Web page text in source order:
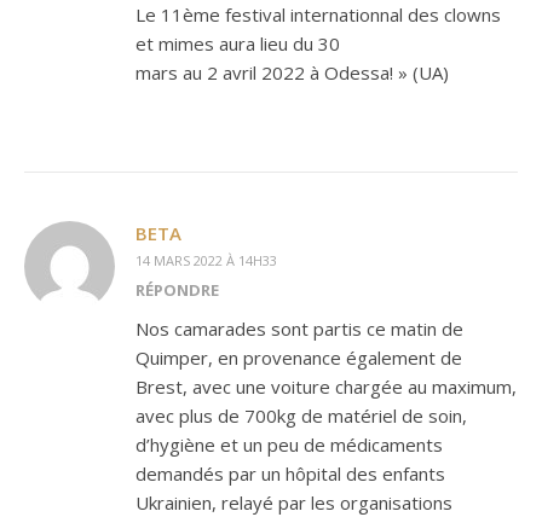
Le 11ème festival internationnal des clowns
et mimes aura lieu du 30
mars au 2 avril 2022 à Odessa! » (UA)
BETA
14 MARS 2022 À 14H33
RÉPONDRE
Nos camarades sont partis ce matin de
Quimper, en provenance également de
Brest, avec une voiture chargée au maximum,
avec plus de 700kg de matériel de soin,
d’hygiène et un peu de médicaments
demandés par un hôpital des enfants
Ukrainien, relayé par les organisations